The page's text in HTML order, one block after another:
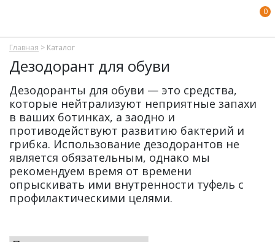
0
Главная > Каталог
Дезодорант для обуви
Дезодоранты для обуви — это средства,
которые нейтрализуют неприятные запахи
в ваших ботинках, а заодно и
противодействуют развитию бактерий и
грибка. Использование дезодорантов не
является обязательным, однако мы
рекомендуем время от времени
опрыскивать ими внутренности туфель с
профилактическими целями.